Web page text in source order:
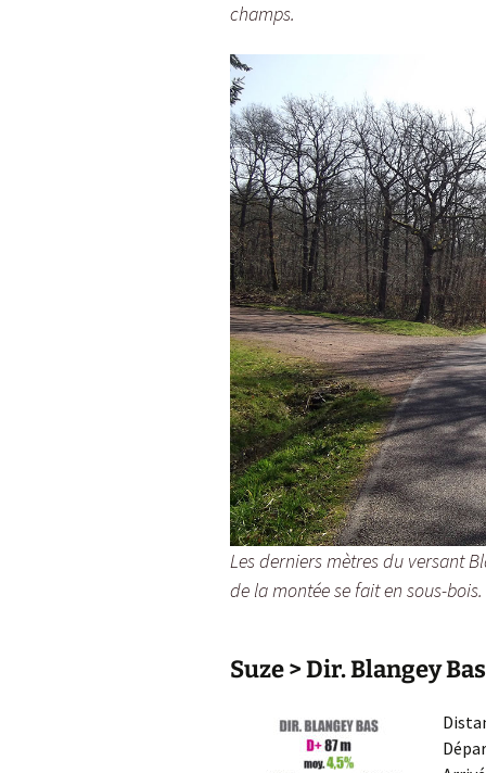
champs.
Les derniers mètres du versant
de la montée se fait en sous-bois.
Suze > Dir. Blangey Bas